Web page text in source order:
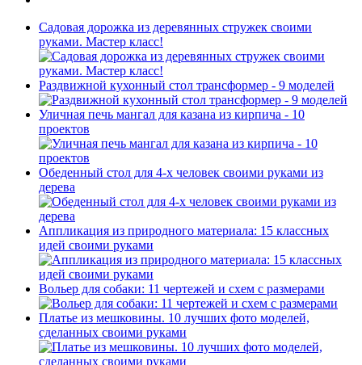
Садовая дорожка из деревянных стружек своими
руками. Мастер класс!
Раздвижной кухонный стол трансформер - 9 моделей
Уличная печь мангал для казана из кирпича - 10
проектов
Обеденный стол для 4-х человек своими руками из
дерева
Аппликация из природного материала: 15 классных
идей своими руками
Вольер для собаки: 11 чертежей и схем с размерами
Платье из мешковины. 10 лучших фото моделей,
сделанных своими руками